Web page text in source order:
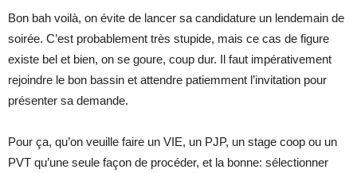
Bon bah voilà, on évite de lancer sa candidature un lendemain de
soirée. C’est probablement très stupide, mais ce cas de figure
existe bel et bien, on se goure, coup dur. Il faut impérativement
rejoindre le bon bassin et attendre patiemment l’invitation pour
présenter sa demande.
Pour ça, qu’on veuille faire un VIE, un PJP, un stage coop ou un
PVT qu’une seule façon de procéder, et la bonne: sélectionner